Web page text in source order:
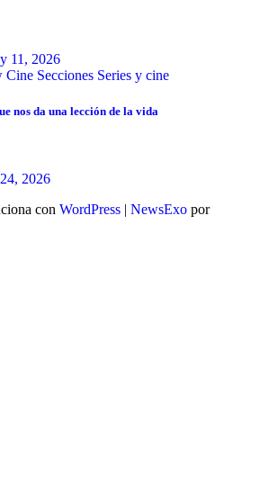
11, 2026
Cine Secciones Series y cine
nos da una lección de la vida
2026
con WordPress | NewsExo por